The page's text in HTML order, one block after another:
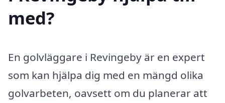
med?
En golvläggare i Revingeby är en expert
som kan hjälpa dig med en mängd olika
golvarbeten, oavsett om du planerar att